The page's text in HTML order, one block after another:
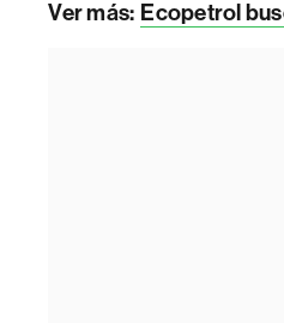
Ver más: Ecopetrol